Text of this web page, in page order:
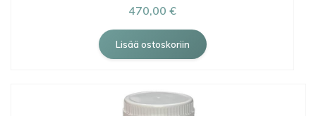
470,00 €